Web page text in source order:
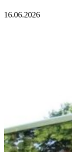
16.06.2026